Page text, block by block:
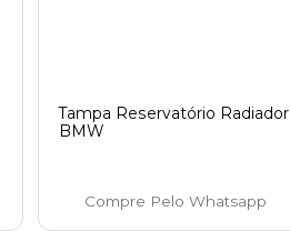
Tampa Reservatório Radiador
BMW
Compre Pelo Whatsapp